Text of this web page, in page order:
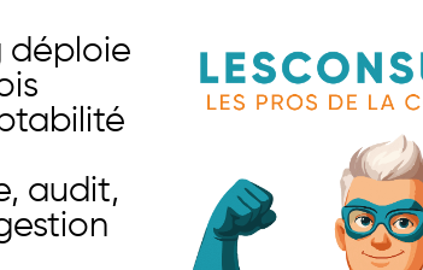
déploie
audit,